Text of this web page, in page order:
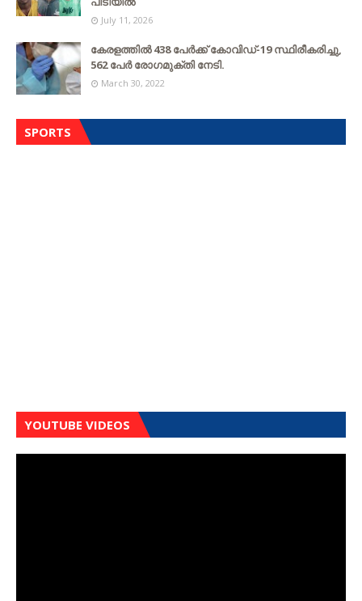
July 11, 2026
കേരളത്തില്‍ 438 പേര്‍ക്ക് കോവിഡ്-19 സ്ഥിരീകരിച്ചു,
562 പേര്‍ രോഗമുക്തി നേടി.
March 30, 2022
SPORTS
YOUTUBE VIDEOS